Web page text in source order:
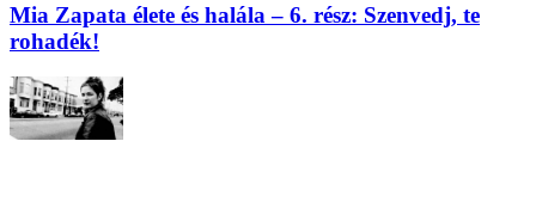
Mia Zapata élete és halála – 6. rész: Szenvedj, te
rohadék!